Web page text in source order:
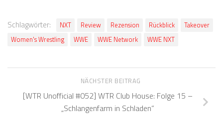
Schlagwörter: NXT Review Rezension Rückblick
Takeover
Women's Wrestling
WWE WWE Network WWE NXT
NÄCHSTER BEITRAG
[WTR Unofficial #052] WTR Club House: Folge 15 –
„Schlangenfarm in Schladen“